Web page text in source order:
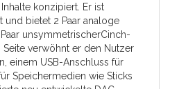
konzipiert. Er ist
bietet 2 Paar analoge
unsymmetrischerCinch-
Seite verwöhnt er den Nutzer
einem USB-Anschluss für
Speichermedien wie Sticks